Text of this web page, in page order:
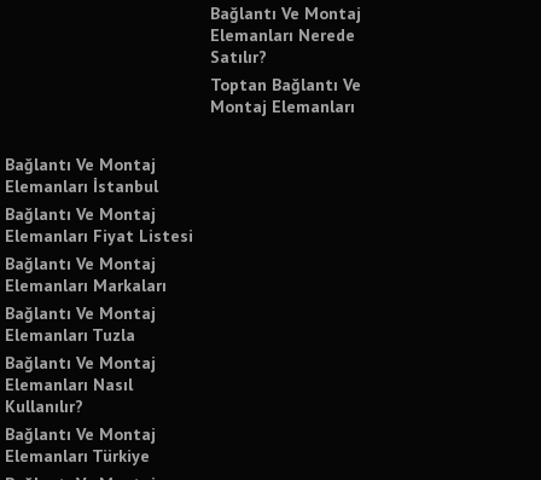
Bağlantı Ve Montaj
Elemanları Nerede
Satılır?
Toptan Bağlantı Ve
Montaj Elemanları
Bağlantı Ve Montaj
Elemanları İstanbul
Bağlantı Ve Montaj
Elemanları Fiyat Listesi
Bağlantı Ve Montaj
Elemanları Markaları
Bağlantı Ve Montaj
Elemanları Tuzla
Bağlantı Ve Montaj
Elemanları Nasıl
Kullanılır?
Bağlantı Ve Montaj
Elemanları Türkiye